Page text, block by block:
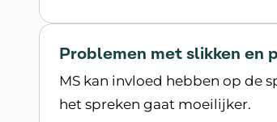
Problemen met slikken en
MS kan invloed hebben op de
het spreken gaat moeilijker.